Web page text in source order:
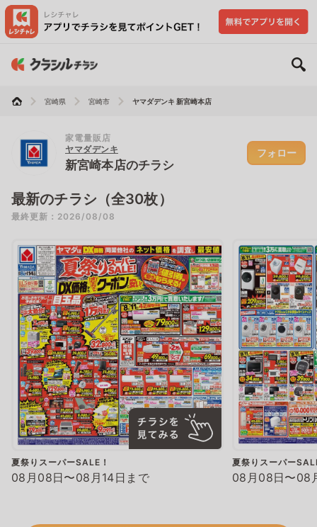
宮崎県 宮崎市 ヤマダデンキ 新宮崎本店
家電量販店
ヤマダデンキ
新宮崎本店のチラシ
フォロー
最新のチラシ（全30枚）
最終更新：2026/08/08
夏祭りスーパーSALE！
08月08日〜08月14日まで
夏祭りスーパー
08月08日〜08